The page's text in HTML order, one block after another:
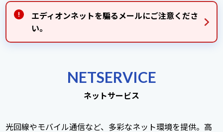
エディオンネットを騙るメールにご注意くださ
い。
NETSERVICE
ネットサービス
光回線やモバイル通信など、多彩なネット環境を提供。高